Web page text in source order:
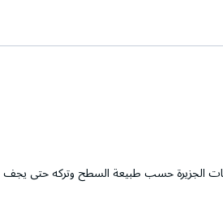
الجزيرة حسب طبيعة السطح وتركه حتى يجف